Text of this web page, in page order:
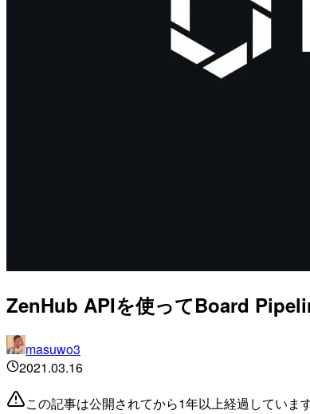
ZenHub APIを使ってBoard
masuwo3
2021.03.16
この記事は公開されてから1年以上経過していま